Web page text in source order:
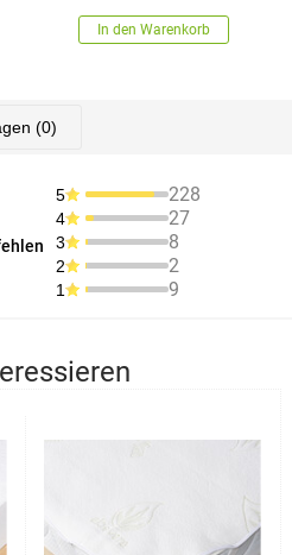
In den Warenkorb
(0)
5 228
4 27
3 8
2 2
1 9